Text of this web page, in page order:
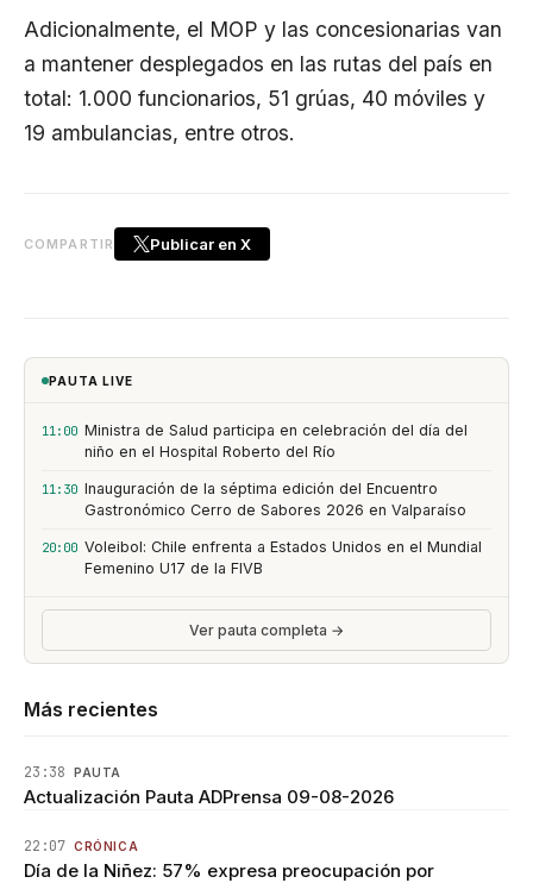
Adicionalmente, el MOP y las concesionarias van
a mantener desplegados en las rutas del país en
total: 1.000 funcionarios, 51 grúas, 40 móviles y
19 ambulancias, entre otros.
COMPARTIR Publicar en X
PAUTA LIVE
11:00 Ministra de Salud participa en celebración del día del
niño en el Hospital Roberto del Río
11:30 Inauguración de la séptima edición del Encuentro
Gastronómico Cerro de Sabores 2026 en Valparaíso
20:00 Voleibol: Chile enfrenta a Estados Unidos en el Mundial
Femenino U17 de la FIVB
Ver pauta completa →
Más recientes
23:38 PAUTA
Actualización Pauta ADPrensa 09-08-2026
22:07 CRÓNICA
Día de la Niñez: 57% expresa preocupación por